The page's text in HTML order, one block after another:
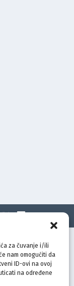
za čuvanje i/ili
nam omogućiti da
ID-ovi na ovoj
na određene